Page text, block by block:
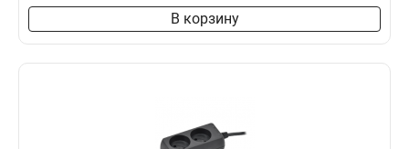
В корзину